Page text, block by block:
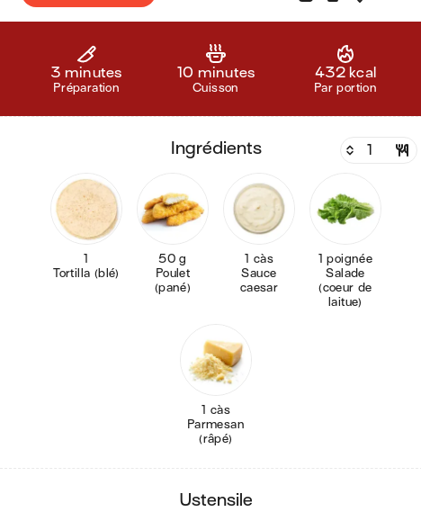
3 minutes
Préparation
10 minutes
Cuisson
432 kcal
Par portion
ingrédients
1
Tortilla (blé)
50 g
Poulet
(pané)
1 càs
Sauce
caesar
1 poignée
Salade
(coeur de
laitue)
1 càs
Parmesan
(râpé)
ustensile